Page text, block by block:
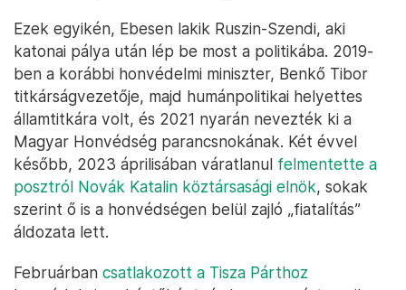
Ezek egyikén, Ebesen lakik Ruszin-Szendi, aki
katonai pálya után lép be most a politikába. 2019-
ben a korábbi honvédelmi miniszter, Benkő Tibor
titkárságvezetője, majd humánpolitikai helyettes
államtitkára volt, és 2021 nyarán nevezték ki a
Magyar Honvédség parancsnokának. Két évvel
később, 2023 áprilisában váratlanul felmentette a
posztról Novák Katalin köztársasági elnök, sokak
szerint ő is a honvédségen belül zajló „fiatalítás”
áldozata lett.
Februárban csatlakozott a Tisza Párthoz